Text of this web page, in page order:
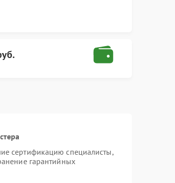
сертификацию специалисты,
гарантийных